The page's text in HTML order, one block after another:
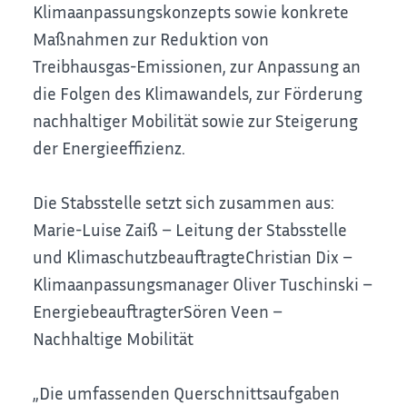
Klimaanpassungskonzepts sowie konkrete
Maßnahmen zur Reduktion von
Treibhausgas-Emissionen, zur Anpassung an
die Folgen des Klimawandels, zur Förderung
nachhaltiger Mobilität sowie zur Steigerung
der Energieeffizienz.
Die Stabsstelle setzt sich zusammen aus:
Marie-Luise Zaiß – Leitung der Stabsstelle
und KlimaschutzbeauftragteChristian Dix –
Klimaanpassungsmanager Oliver Tuschinski –
EnergiebeauftragterSören Veen –
Nachhaltige Mobilität
„Die umfassenden Querschnittsaufgaben